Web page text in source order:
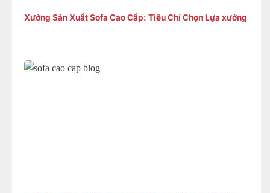
Xưởng Sản Xuất Sofa Cao Cấp: Tiêu Chí Chọn Lựa xưởng